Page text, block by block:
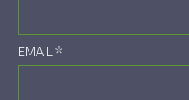
EMAIL*